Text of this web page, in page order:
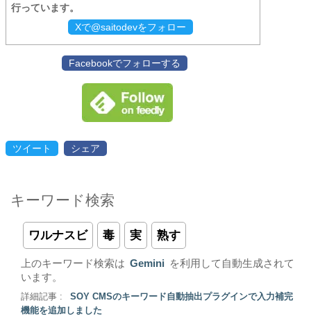
行っています。
Xで@saitodevをフォロー
Facebookでフォローする
ツイート シェア
キーワード検索
ワルナスビ 毒 実 熟す
上のキーワード検索は Gemini
を利用して自動生成されて
います。
詳細記事 :
SOY CMSのキーワード自動抽出プラグインで入力補完
機能を追加しました